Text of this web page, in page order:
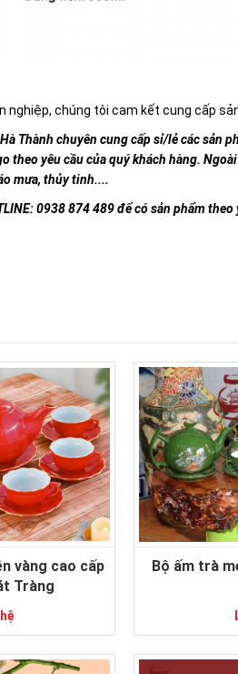
nghiệp, chúng tôi cam kết cung cấp
Thành chuyên cung cấp sỉ/lẻ các sản
theo yêu cầu của quý khách hàng.
mưa, thủy tinh....
0938 874 489 để có sản phẩm theo
vàng cao cấp
Tràng
Bộ ấm trà